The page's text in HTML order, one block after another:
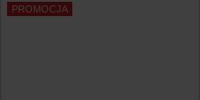
PROMOCJA